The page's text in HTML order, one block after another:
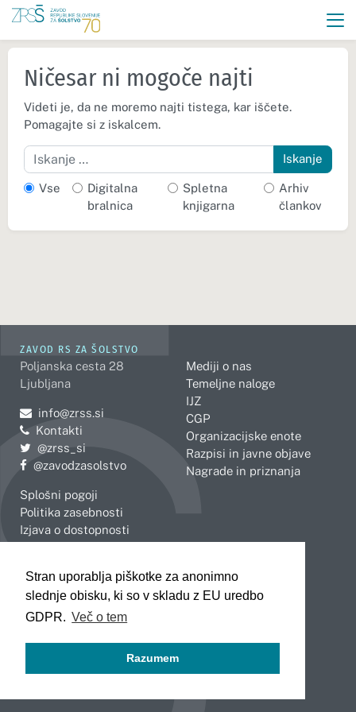
Stran uporablja piškotke za anonimno
slednje obisku, ki so v skladu z EU uredbo
GDPR. Več o tem
Razumem
Ničesar ni mogoče najti
Videti je, da ne moremo najti tistega, kar iščete.
Pomagajte si z iskalcem.
Iskanje
Vse
Digitalna
bralnica
Spletna
knjigarna
Arhiv
člankov
ZAVOD RS ZA ŠOLSTVO
Poljanska cesta 28
Ljubljana
Pošljite e-mail na
info@zrss.si
Kontakti
Pojdite na Twitter:
@zrss_si
Pojdite na Facebook:
@zavodzasolstvo
Splošni pogoji
Politika zasebnosti
Izjava o dostopnosti
Mediji o nas
Temeljne naloge
IJZ
CGP
Organizacijske enote
Razpisi in javne objave
Nagrade in priznanja
Celje
Koper
Kranj
Novo mesto
Slovenj Gradec